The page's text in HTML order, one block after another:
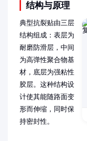
结构与原理
典型抗裂贴由三层
结构组成：表层为
耐磨防滑层，中间
为高弹性聚合物基
材，底层为强粘性
胶层。这种结构设
计使其能随路面变
形而伸缩，同时保
持密封性。